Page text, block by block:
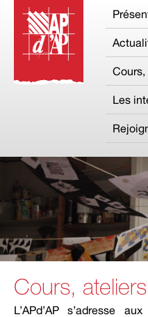
Les
Cours,
L’APd’AP s’adresse